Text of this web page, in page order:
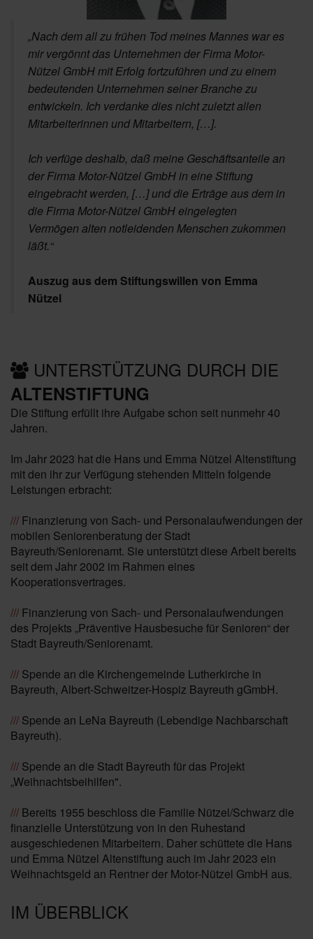
„Nach dem all zu frühen Tod meines Mannes war es
mir vergönnt das Unternehmen der Firma Motor-
Nützel GmbH mit Erfolg fortzuführen und zu einem
bedeutenden Unternehmen seiner Branche zu
entwickeln. Ich verdanke dies nicht zuletzt allen
Mitarbeiterinnen und Mitarbeitern, […].
Ich verfüge deshalb, daß meine Geschäftsanteile an
der Firma Motor-Nützel GmbH in eine Stiftung
eingebracht werden, […] und die Erträge aus dem in
die Firma Motor-Nützel GmbH eingelegten
Vermögen alten notleidenden Menschen zukommen
läßt.“
Auszug aus dem Stiftungswillen von Emma
Nützel
UNTERSTÜTZUNG DURCH DIE
ALTENSTIFTUNG
Die Stiftung erfüllt ihre Aufgabe schon seit nunmehr 40
Jahren.
Im Jahr 2023 hat die Hans und Emma Nützel Altenstiftung
mit den ihr zur Verfügung stehenden Mitteln folgende
Leistungen erbracht:
/// Finanzierung von Sach- und Personalaufwendungen der
mobilen Seniorenberatung der Stadt
Bayreuth/Seniorenamt. Sie unterstützt diese Arbeit bereits
seit dem Jahr 2002 im Rahmen eines
Kooperationsvertrages.
/// Finanzierung von Sach- und Personalaufwendungen
des Projekts „Präventive Hausbesuche für Senioren“ der
Stadt Bayreuth/Seniorenamt.
/// Spende an die Kirchengemeinde Lutherkirche in
Bayreuth, Albert-Schweitzer-Hospiz Bayreuth gGmbH.
/// Spende an LeNa Bayreuth (Lebendige Nachbarschaft
Bayreuth).
/// Spende an die Stadt Bayreuth für das Projekt
„Weihnachtsbeihilfen".
/// Bereits 1955 beschloss die Familie Nützel/Schwarz die
finanzielle Unterstützung von in den Ruhestand
ausgeschiedenen Mitarbeitern. Daher schüttete die Hans
und Emma Nützel Altenstiftung auch im Jahr 2023 ein
Weihnachtsgeld an Rentner der Motor-Nützel GmbH aus.
IM ÜBERBLICK